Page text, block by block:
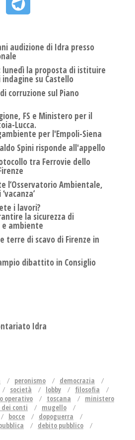
audizione di Idra presso
lunedì la proposta di istituire
su Castello
corruzione sul Piano
FS e Ministero per il
Lucca.
per l'Empoli-Siena
Spini risponde all'appello
tra Ferrovie dello
l’Osservatorio Ambientale,
i lavori?
la sicurezza di
ambiente
terre di scavo di Firenze in
dibattito in Consiglio
Idra
peronismo
democrazia
società lobby
filosofia
operativo
toscana
ministero
dei conti
mugello
bocce
dopoguerra
debito pubblico